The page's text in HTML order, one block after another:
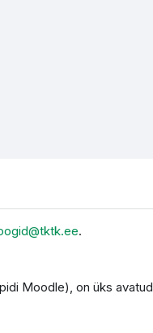
.
Moodle), on üks avatud